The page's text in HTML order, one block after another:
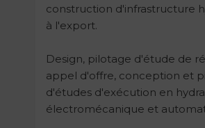
construction d'infrastructure
à l'export.
Design, pilotage d'étude de
appel d'offre, conception et
d'études d'exécution en
électromécanique et